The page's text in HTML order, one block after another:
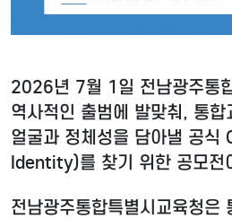
2026년 7월 1일 전남광주통
역사적인 출범에 발맞춰, 통합
얼굴과 정체성을 담아낼 공
Identity)를 찾기 위한 공모전
전남광주통합특별시교육청은